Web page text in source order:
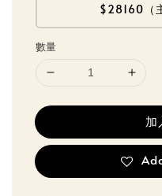
$28160（
數量
加